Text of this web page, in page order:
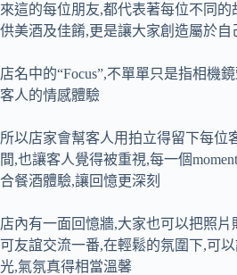
來這的每位朋友,都代表著每位不同的
供美酒及佳餚,更是讓大家創造屬於自
店名中的“Focus”,不單單只是指相機
客人的情感體驗
所以店家會幫客人用拍立得留下每位
間,也讓客人覺得被重視,每一個
合餐酒體驗,讓回憶更深刻
店內有一面回憶牆,大家也可以把照片
可友誼交流一番,在輕鬆的氛圍下,可
光,氣氛真得相當溫馨